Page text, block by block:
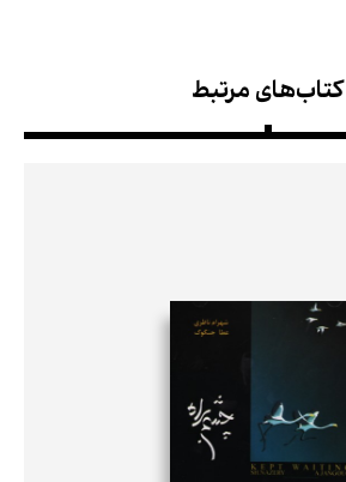
کتاب‌های مرتبط